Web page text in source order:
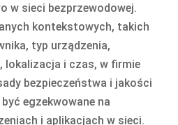
w sieci bezprzewodowej.
kontekstowych, takich
typ urządzenia,
lokalizacja i czas, w firmie
bezpieczeństwa i jakości
egzekwowane na
i aplikacjach w sieci.